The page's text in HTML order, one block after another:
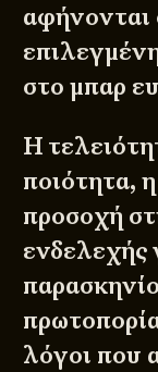
αφήνονται
στο μπαρ
Η
ποιότητα,
προσοχή
ενδελεχής
λόγοι που